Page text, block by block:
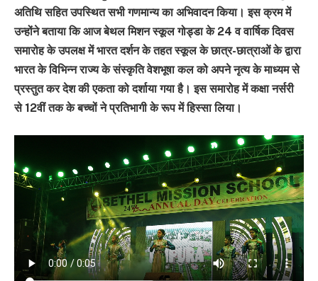
अतिथि सहित उपस्थित सभी गणमान्य का अभिवादन किया। इस क्रम में
उन्होंने बताया कि आज बेथल मिशन स्कूल गोड्डा के 24 व वार्षिक दिवस
समारोह के उपलक्ष में भारत दर्शन के तहत स्कूल के छात्र-छात्राओं के द्वारा
भारत के विभिन्न राज्य के संस्कृति वेशभूषा कल को अपने नृत्य के माध्यम से
प्रस्तुत कर देश की एकता को दर्शाया गया है। इस समारोह में कक्षा नर्सरी
से 12वीं तक के बच्चों ने प्रतिभागी के रूप में हिस्सा लिया।